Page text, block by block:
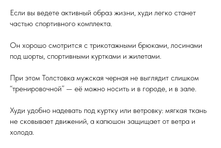
Если вы ведете активный образ жизни, худи легко станет
частью спортивного комплекта.
Он хорошо смотрится с трикотажными брюками, лосинами
под шорты, спортивными куртками и жилетами.
При этом Толстовка мужская черная не выглядит слишком
“тренировочной” — её можно носить и в городе, и в зале.
Худи удобно надевать под куртку или ветровку: мягкая ткань
не сковывает движений, а капюшон защищает от ветра и
холода.